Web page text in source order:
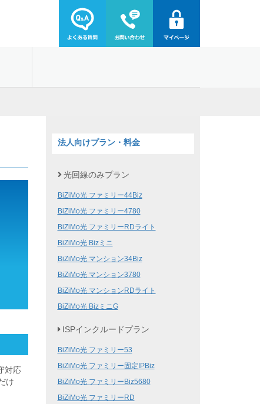
対応
け
法人向けプラン・料金
光回線のみプラン
BiZiMo光 ファミリー44Biz
BiZiMo光 ファミリー4780
BiZiMo光 ファミリーRDライト
BiZiMo光 Bizミニ
BiZiMo光 マンション34Biz
BiZiMo光 マンション3780
BiZiMo光 マンションRDライト
BiZiMo光 BizミニG
ISPインクルードプラン
BiZiMo光 ファミリー53
BiZiMo光 ファミリー固定IPBiz
BiZiMo光 ファミリーBiz5680
BiZiMo光 ファミリーRD